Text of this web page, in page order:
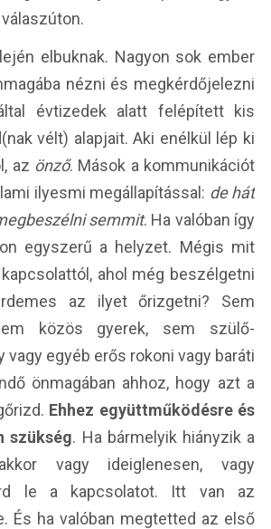
elbuknak. Nagyon sok ember
nézni és megkérdőjelezni
évtizedek alatt felépített kis
vélt) alapjait. Aki enélkül lép ki
az önző. Mások a kommunikációt
ilyesmi megállapítással: de hát
semmit. Ha valóban így
egyszerű a helyzet. Mégis mit
ahol még beszélgetni
az ilyet őrizgetni? Sem
közös gyerek, sem szülő-
vagy egyéb erős rokoni vagy baráti
önmagában ahhoz, hogy azt a
Ehhez együttműködésre és
szükség. Ha bármelyik hiányzik a
vagy ideiglenesen, vagy
le a kapcsolatot. Itt van az
És ha valóban megtetted az első